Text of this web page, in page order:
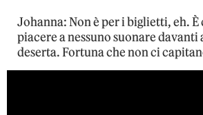
Johanna: Non è per i biglietti, eh.
piacere a nessuno suonare davanti
deserta. Fortuna che non ci